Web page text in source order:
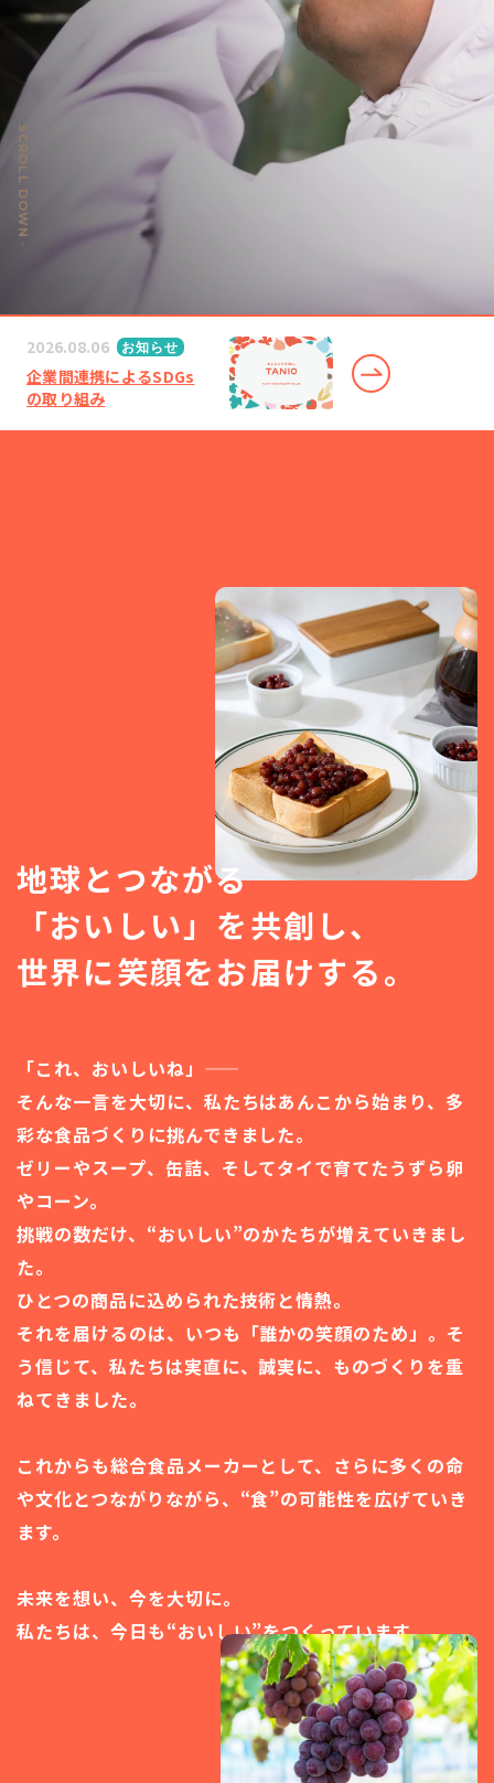
2026.08.06 お知らせ
企業間連携によるSDGs
の取り組み
SCROLL DOWN
地球とつながる
「おいしい」を共創し、
世界に笑顔をお届けする。
「これ、おいしいね」――
そんな一言を大切に、私たちはあんこから始まり、多
彩な食品づくりに挑んできました。
ゼリーやスープ、缶詰、そしてタイで育てたうずら卵
やコーン。
挑戦の数だけ、“おいしい”のかたちが増えていきまし
た。
ひとつの商品に込められた技術と情熱。
それを届けるのは、いつも「誰かの笑顔のため」。そ
う信じて、私たちは実直に、誠実に、ものづくりを重
ねてきました。
これからも総合食品メーカーとして、さらに多くの命
や文化とつながりながら、 “食”の可能性を広げていき
ます。
未来を想い、今を大切に。
私たちは、今日も“おいしい”をつくっています。